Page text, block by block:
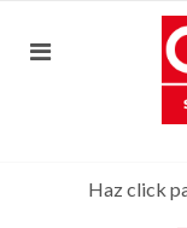
Haz click